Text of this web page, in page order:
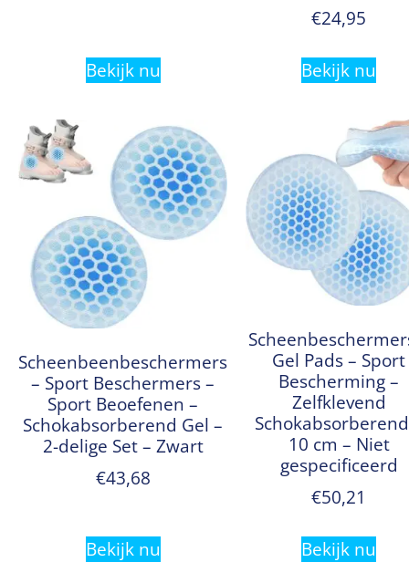
Bekijk nu
€24,95
Bekijk nu
Scheenbeenbeschermers
– Sport Beschermers –
Sport Beoefenen –
Schokabsorberend Gel –
2-delige Set – Zwart
€43,68
Bekijk nu
Gel Pads – Sport
Bescherming –
Zelfklevend
10 cm – Niet
gespecificeerd
€50,21
Bekijk nu